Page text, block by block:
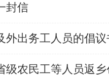
封信
外出务工人员的倡议
级农民工等人员返